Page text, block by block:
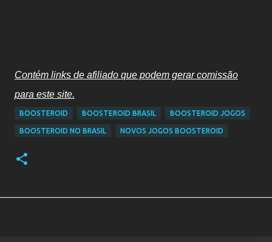
Contém links de afiliado que podem gerar comissão
para este site.
BOOSTEROID BOOSTEROID BRASIL BOOSTEROID JOGOS
BOOSTEROID NO BRASIL NOVOS JOGOS BOOSTEROID